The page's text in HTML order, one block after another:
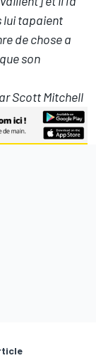
lui tapaient
de chose a
son
Scott Mitchell